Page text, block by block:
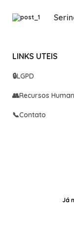
LINKS UTEIS
🔒LGPD
👥Recursos
📞Contato
Já